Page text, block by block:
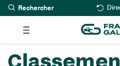
au
Rechercher